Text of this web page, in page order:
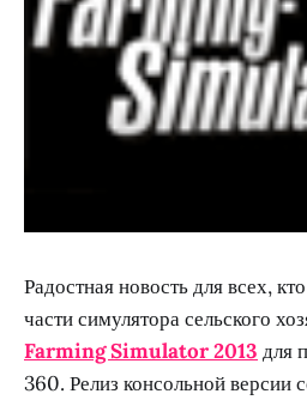
Радостная новость для всех,
части симулятора сельского
Farming Simulator 2013 для
360. Релиз консольной версии